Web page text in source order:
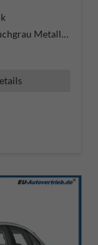
Grau, Rauchgrau Metallic (5W)